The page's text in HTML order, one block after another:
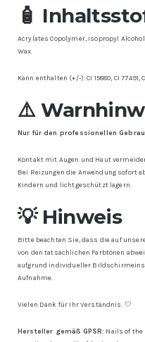
🧴
Acrylates Copolymer, Isopropyl
Wax.
Kann enthalten (+/-): CI 15880, CI 77491,
⚠️
Nur für den professionellen
Kontakt mit Augen und Haut
Bei Reizungen die Anwendung sofort
Kindern und lichtgeschützt lagern.
💡 Hinweis
Bitte beachten Sie, dass die auf
von den tatsächlichen Farbtönen
aufgrund individueller
Aufnahme.
Vielen Dank für Ihr Verständnis. 🤍
Hersteller gemäß GPSR: Nails of the